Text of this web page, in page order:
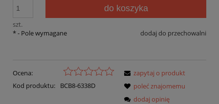
szt.
do koszyka
dodaj do przechowalni
*- Pole wymagane
Ocena:
Kod produktu:
BCB8-6338D
zapytaj o produkt
poleć znajomemu
dodaj opinię